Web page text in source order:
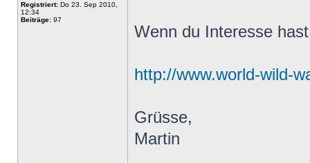
Registriert: Do 23. Sep 2010,
12:34
Beiträge: 97
Wenn du Interesse
http://www.world-wild-
Grüsse,
Martin